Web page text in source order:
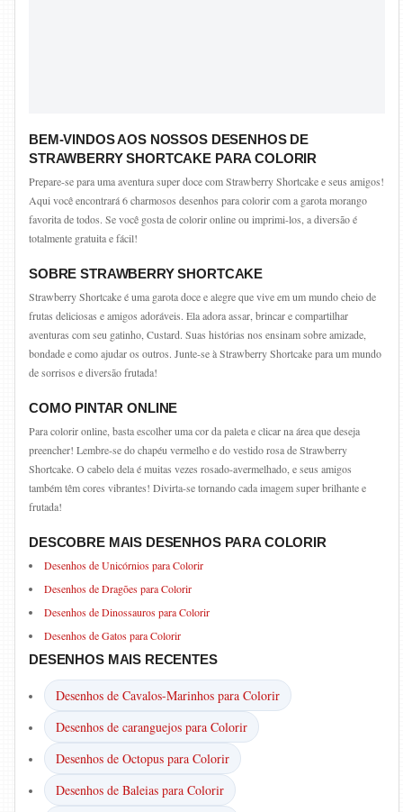
BEM-VINDOS AOS NOSSOS DESENHOS DE
STRAWBERRY SHORTCAKE PARA COLORIR
Prepare-se para uma aventura super doce com Strawberry Shortcake e seus amigos!
Aqui você encontrará 6 charmosos desenhos para colorir com a garota morango
favorita de todos. Se você gosta de colorir online ou imprimi-los, a diversão é
totalmente gratuita e fácil!
SOBRE STRAWBERRY SHORTCAKE
Strawberry Shortcake é uma garota doce e alegre que vive em um mundo cheio de
frutas deliciosas e amigos adoráveis. Ela adora assar, brincar e compartilhar
aventuras com seu gatinho, Custard. Suas histórias nos ensinam sobre amizade,
bondade e como ajudar os outros. Junte-se à Strawberry Shortcake para um mundo
de sorrisos e diversão frutada!
COMO PINTAR ONLINE
Para colorir online, basta escolher uma cor da paleta e clicar na área que deseja
preencher! Lembre-se do chapéu vermelho e do vestido rosa de Strawberry
Shortcake. O cabelo dela é muitas vezes rosado-avermelhado, e seus amigos
também têm cores vibrantes! Divirta-se tornando cada imagem super brilhante e
frutada!
DESCOBRE MAIS DESENHOS PARA COLORIR
Desenhos de Unicórnios para Colorir
Desenhos de Dragões para Colorir
Desenhos de Dinossauros para Colorir
Desenhos de Gatos para Colorir
DESENHOS MAIS RECENTES
Desenhos de Cavalos-Marinhos para Colorir
Desenhos de caranguejos para Colorir
Desenhos de Octopus para Colorir
Desenhos de Baleias para Colorir